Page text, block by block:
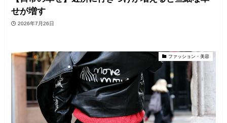
せが増す
2026年7月26日
ファッション・美容